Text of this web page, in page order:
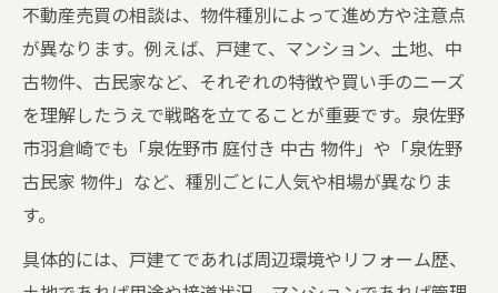
不動産売買の相談は、物件種別によって進め方や注意点
が異なります。例えば、戸建て、マンション、土地、中
古物件、古民家など、それぞれの特徴や買い手のニーズ
を理解したうえで戦略を立てることが重要です。泉佐野
市羽倉崎でも「泉佐野市 庭付き 中古 物件」や「泉佐野
古民家 物件」など、種別ごとに人気や相場が異なりま
す。
具体的には、戸建てであれば周辺環境やリフォーム歴、